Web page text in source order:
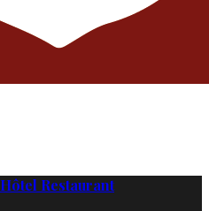
Hôtel Restaurant